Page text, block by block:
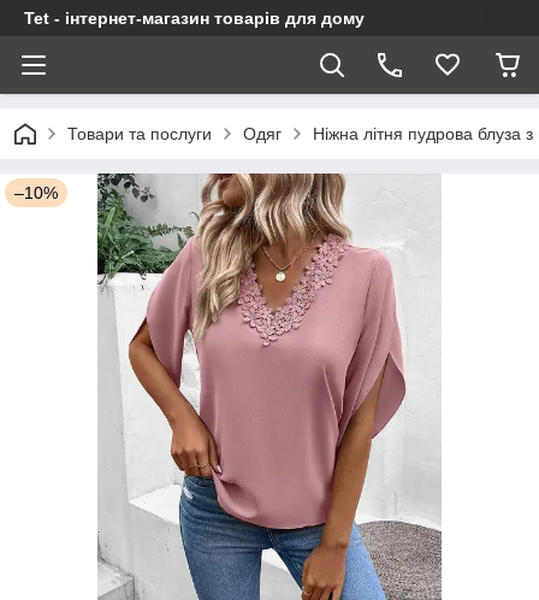
Tet - інтернет-магазин товарів для дому
Товари та послуги Одяг Ніжна літня пудрова блуза
–10%